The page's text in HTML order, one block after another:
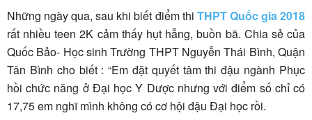
Những ngày qua, sau khi biết điểm thi THPT Quốc gia 2018
rất nhiều teen 2K cảm thấy hụt hẫng, buồn bã. Chia sẻ của
Quốc Bảo- Học sinh Trường THPT Nguyễn Thái Bình, Quận
Tân Bình cho biết : “Em đặt quyết tâm thi đậu ngành Phục
hồi chức năng ở Đại học Y Dược nhưng với điểm số chỉ có
17,75 em nghĩ mình không có cơ hội đậu Đại học rồi.